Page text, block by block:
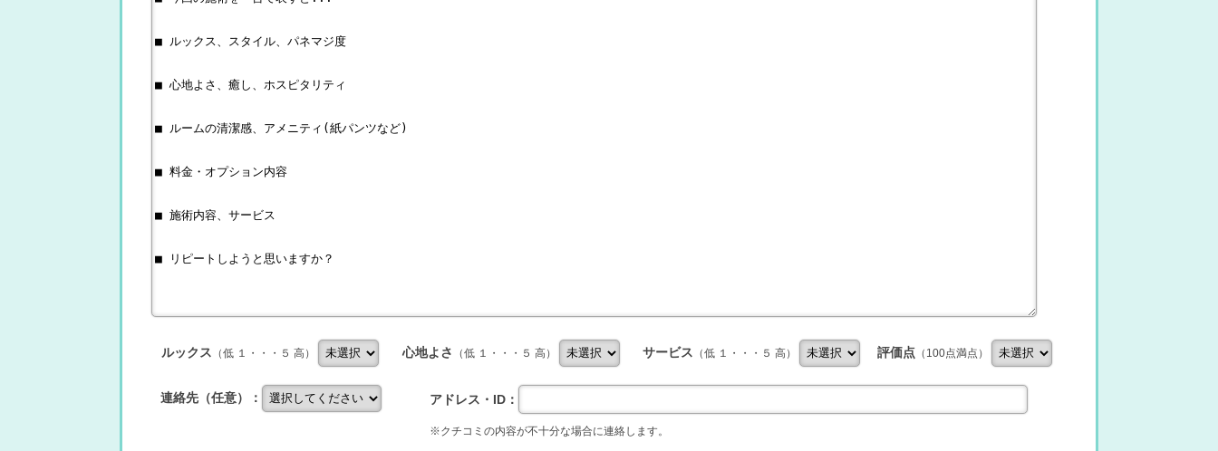
ルックス （低 １・・・５ 高） 心地よさ （低 １・・・５ 高） サービス （低 １・・・５ 高） 評価点 （100点満点）
連絡先（任意）： アドレス・ID：
※クチコミの内容が不十分な場合に連絡します。